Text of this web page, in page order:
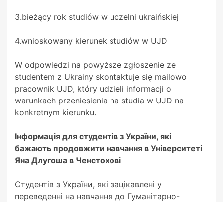
3.bieżący rok studiów w uczelni ukraińskiej
4.wnioskowany kierunek studiów w UJD
W odpowiedzi na powyższe zgłoszenie ze
studentem z Ukrainy skontaktuje się mailowo
pracownik UJD, który udzieli informacji o
warunkach przeniesienia na studia w UJD na
konkretnym kierunku.
Інформація для студентів з України, які
бажають продовжити навчання в Університеті
Яна Длугоша в Ченстохові
Студентів з України, які зацікавлені у
переведенні на навчання до Гуманітарно-